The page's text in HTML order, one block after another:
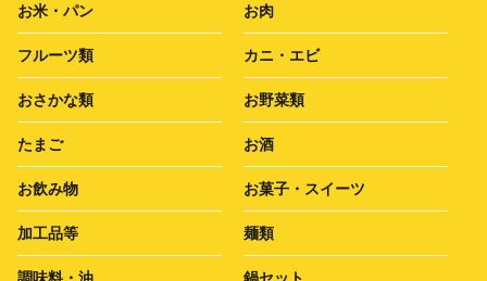
お米・パン お肉
フルーツ類 カニ・エビ
おさかな類 お野菜類
たまご お酒
お飲み物 お菓子・スイーツ
加工品等 麺類